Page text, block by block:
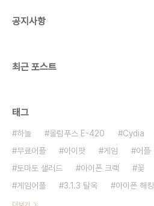
히 어플을 받으면 생기는 아이콘처럼 바로가기를 만
공지사항
최근 포스트
태그
하늘 올림푸스 E-420 Cydia
무료어플
아이팟 게임 어플
토마토 샐러드
아이폰 크랙 꽃
게임어플
3.1.3 탈옥 아이폰 해킹